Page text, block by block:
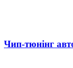
Чип-тюнінг